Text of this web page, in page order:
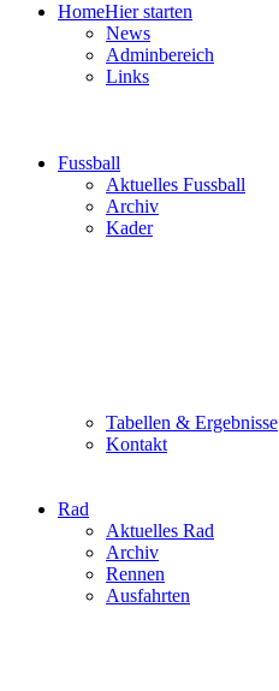
HomeHier starten
News
Adminbereich
Links
Fussball
Aktuelles Fussball
Archiv
Kader
Tabellen & Ergebnisse
Kontakt
Rad
Aktuelles Rad
Archiv
Rennen
Ausfahrten